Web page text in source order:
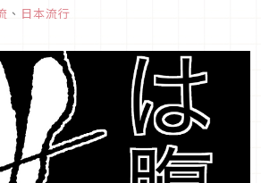
那些角色該怎麼辦」的擔憂，今天就讓
、 日本流行